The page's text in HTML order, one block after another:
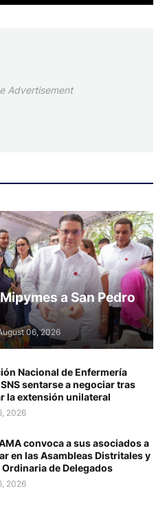
Advertisement
a San Pedro
06, 2026
Nacional de Enfermería
sentarse a negociar tras
la extensión unilateral
2026
convoca a sus asociados a
en las Asambleas Distritales y
Ordinaria de Delegados
2026